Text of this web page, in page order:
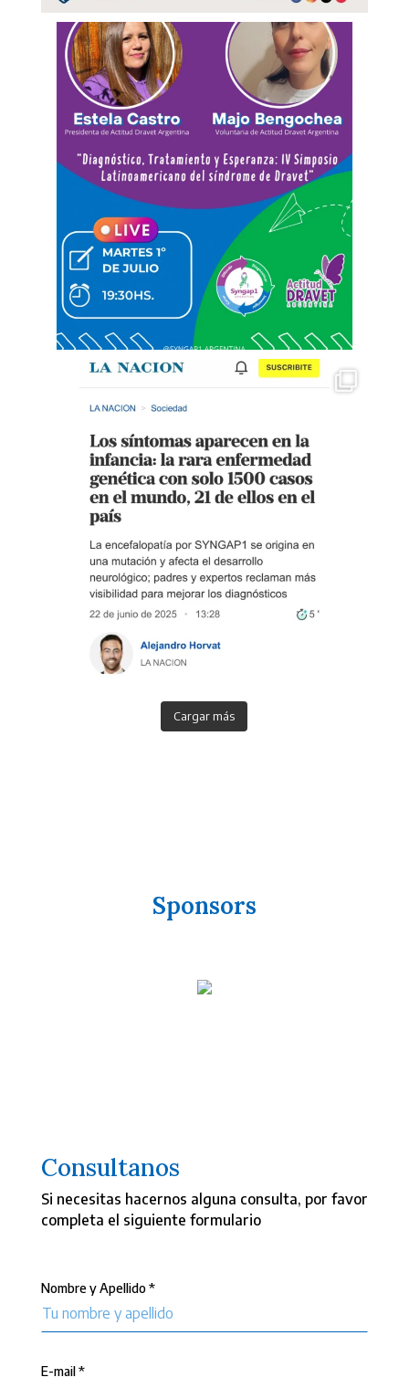
Cargar más
Sponsors
Consultanos
Si necesitas hacernos alguna consulta, por favor
completa el siguiente formulario
Nombre y Apellido *
E-mail *